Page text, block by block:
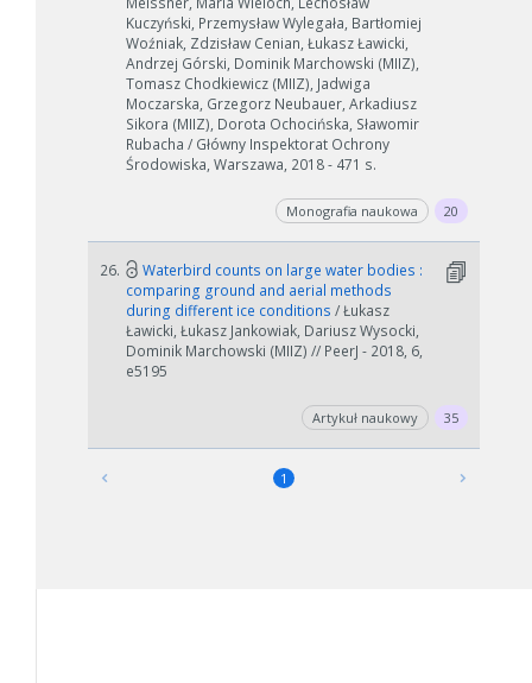
Kuczyński, Przemysław Wylegała, Bartłomiej
Woźniak, Zdzisław Cenian, Łukasz Ławicki,
Andrzej Górski, Dominik Marchowski (MIIZ),
Tomasz Chodkiewicz (MIIZ), Jadwiga
Moczarska, Grzegorz Neubauer, Arkadiusz
Sikora (MIIZ), Dorota Ochocińska, Sławomir
Rubacha / Główny Inspektorat Ochrony
Środowiska, Warszawa, 2018 - 471 s.
Monografia naukowa 20
26.
Waterbird counts on large water bodies :
comparing ground and aerial methods
during different ice conditions / Łukasz
Ławicki, Łukasz Jankowiak, Dariusz Wysocki,
Dominik Marchowski (MIIZ) // PeerJ - 2018, 6,
e5195
Artykuł naukowy 35
1